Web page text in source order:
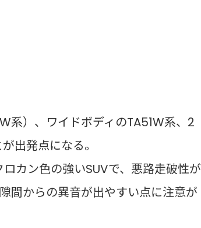
系）、ワイドボディのTA51W系、2
出発点になる。
カン色の強いSUVで、悪路走破性が
間からの異音が出やすい点に注意が